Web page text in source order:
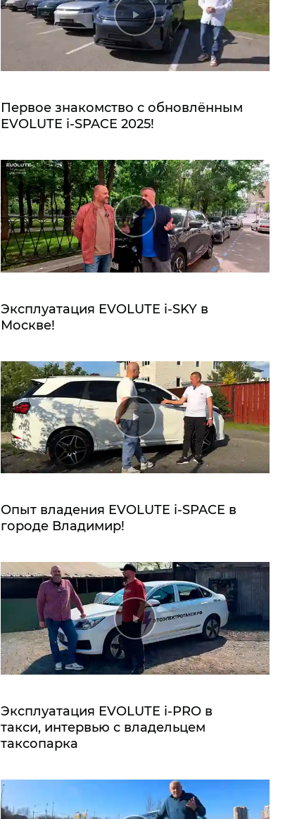
Первое знакомство с обновлённым
EVOLUTE i‑SPACE 2025!
Эксплуатация EVOLUTE i‑SKY в
Москве!
Опыт владения EVOLUTE i‑SPACE в
городе Владимир!
Эксплуатация EVOLUTE i‑PRO в
такси, интервью с владельцем
таксопарка